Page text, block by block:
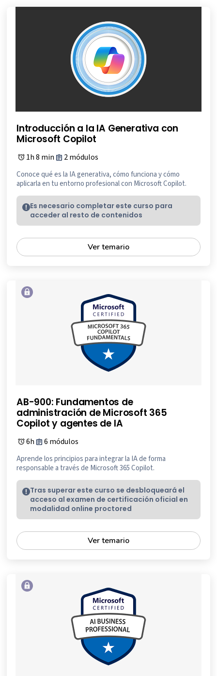
Introducción a la IA Generativa con
Microsoft Copilot
1h 8 min 2 módulos
Conoce qué es la IA generativa, cómo funciona y cómo
aplicarla en tu entorno profesional con Microsoft Copilot.
Es necesario completar este curso para
acceder al resto de contenidos
Ver temario
AB-900: Fundamentos de
administración de Microsoft 365
Copilot y agentes de IA
6h 6 módulos
Aprende los principios para integrar la IA de forma
responsable a través de Microsoft 365 Copilot.
Tras superar este curso se desbloqueará el
acceso al examen de certificación oficial en
modalidad online proctored
Ver temario